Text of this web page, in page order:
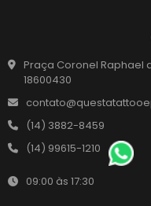
Praça Coronel Raphael
18600430
(14) 3882-8459
(14) 99615-1210
09:00 às 17:30